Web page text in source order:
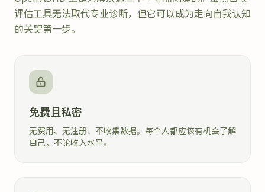
评估工具无法取代专业诊断，但它可以成为走向自我认知
的关键第一步。
免费且私密
无费用、无注册、不收集数据。每个人都应该有机会了解
自己，不论收入水平。